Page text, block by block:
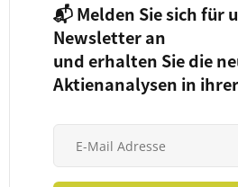
📬 Melden Sie sich für
Newsletter an
und erhalten Sie die
Aktienanalysen in